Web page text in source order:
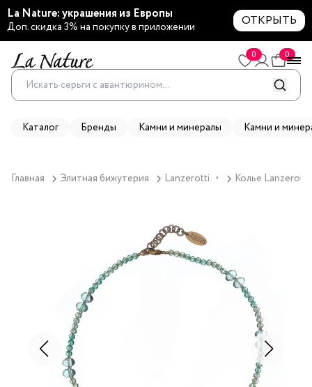
La Nature: украшения из Европы
Доп. скидка 3% на покупку в приложении ОТКРЫТЬ
0 0
Каталог Бренды Камни и минералы Камни и
Главная Элитная бижутерия Lanzerotti ▼ Колье